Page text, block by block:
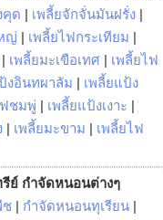
คุด | เพลี้ยจักจั่นมันฝรั่ง |
ญ่ | เพลี้ยไฟกระเทียม |
| เพลี้ยมะเขือเทศ | เพลี้ยไฟ
งอินทผาลัม | เพลี้ยแป้ง
ฟชมพู่ | เพลี้ยแป้งเงาะ |
| เพลี้ยมะขาม | เพลี้ยไฟ
ย์ กำจัดหนอนต่างๆ
ช | กำจัดหนอนทุเรียน |